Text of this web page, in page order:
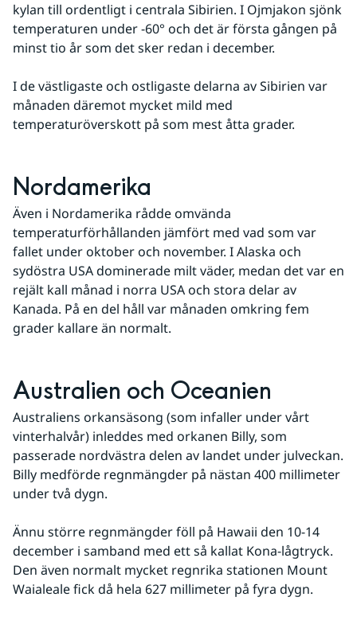
kylan till ordentligt i centrala Sibirien. I Ojmjakon sjönk
temperaturen under -60° och det är första gången på
minst tio år som det sker redan i december.
I de västligaste och ostligaste delarna av Sibirien var
månaden däremot mycket mild med
temperaturöverskott på som mest åtta grader.
Nordamerika
Även i Nordamerika rådde omvända
temperaturförhållanden jämfört med vad som var
fallet under oktober och november. I Alaska och
sydöstra USA dominerade milt väder, medan det var en
rejält kall månad i norra USA och stora delar av
Kanada. På en del håll var månaden omkring fem
grader kallare än normalt.
Australien och Oceanien
Australiens orkansäsong (som infaller under vårt
vinterhalvår) inleddes med orkanen Billy, som
passerade nordvästra delen av landet under julveckan.
Billy medförde regnmängder på nästan 400 millimeter
under två dygn.
Ännu större regnmängder föll på Hawaii den 10-14
december i samband med ett så kallat Kona-lågtryck.
Den även normalt mycket regnrika stationen Mount
Waialeale fick då hela 627 millimeter på fyra dygn.